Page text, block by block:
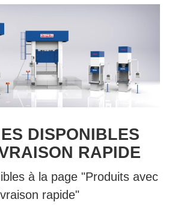
DISPONIBLES
RAPIDE
à la page "Produits avec
rapide"